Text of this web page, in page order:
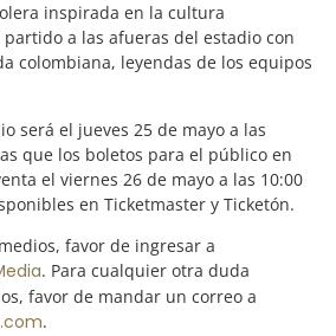
inspirada en la cultura
a las afueras del estadio con
colombiana, leyendas de los equipos
será el jueves 25 de mayo a las
que los boletos para el público en
el viernes 26 de mayo a las 10:00
en Ticketmaster y Ticketón.
favor de ingresar a
. Para cualquier otra duda
favor de mandar un correo a
.